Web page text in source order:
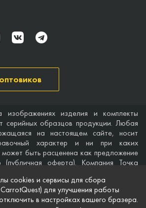
изображениях изделия и комплекты
серийных образцов продукции. Любая
на настоящем сайте, носит
характер и ни при каких
может быть расценена как предложение
(публичная оферта). Компания Точка
информации на веб-сайте, а также по
доступа к нему в любое время.
и комплектация изделий,
cookies и сервисы для сбора
для улучшения работы
в настройках вашего бразера.